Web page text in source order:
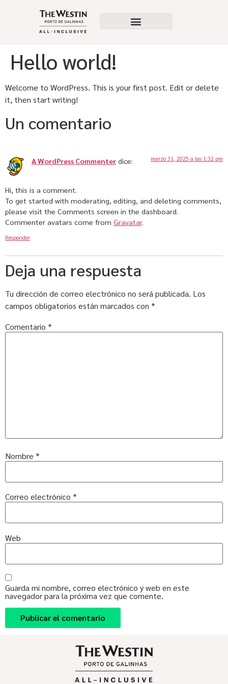
Hello world!
Welcome to WordPress. This is your first post. Edit or delete
it, then start writing!
Un comentario
A WordPress Commenter dice: marzo 31, 2025 a las 1:32 pm
Hi, this is a comment.
To get started with moderating, editing, and deleting comments,
please visit the Comments screen in the dashboard.
Commenter avatars come from Gravatar.
Responder
Deja una respuesta
Tu dirección de correo electrónico no será publicada. Los
campos obligatorios están marcados con *
Comentario *
Nombre *
Correo electrónico *
Web
Guarda mi nombre, correo electrónico y web en este
navegador para la próxima vez que comente.